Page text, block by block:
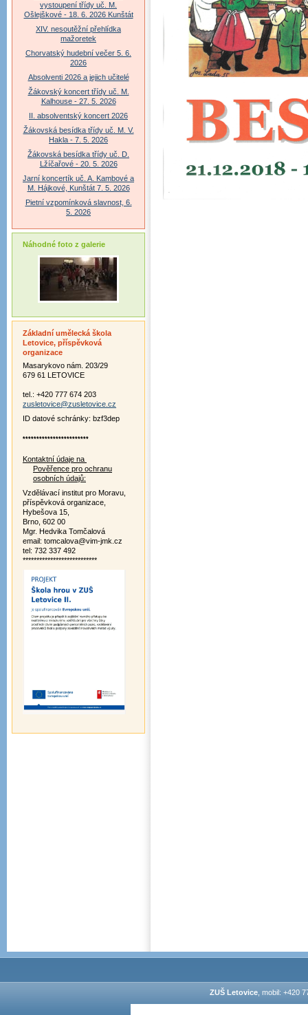
vystoupení třídy uč. M.
Ošlejškové - 18. 6. 2026 Kunštát
XIV. nesoutěžní přehlídka
mažoretek
Chorvatský hudební večer 5. 6.
2026
Absolventi 2026 a jejich učitelé
Žákovský koncert třídy uč. M.
Kalhouse - 27. 5. 2026
II. absolventský koncert 2026
Žákovská besídka třídy uč. M. V.
Hakla - 7. 5. 2026
Žákovská besídka třídy uč. D.
Lžíčařové - 20. 5. 2026
Jarní koncertík uč. A. Kambové a
M. Hájkové, Kunštát 7. 5. 2026
Pietní vzpomínková slavnost, 6.
5. 2026
Náhodné foto z galerie
Základní umělecká škola
Letovice, příspěvková
organizace
Masarykovo nám. 203/29
679 61 LETOVICE
tel.: +420 777 674 203
zusletovice@zusletovice.cz
ID datové schránky: bzf3dep
************************
Kontaktní údaje na
Pověřence pro ochranu
osobních údajů:
Vzdělávací institut pro Moravu,
příspěvková organizace,
Hybešova 15,
Brno, 602 00
Mgr. Hedvika Tomčalová
email: tomcalova@vim-jmk.cz
tel: 732 337 492
***************************
ZUŠ Letovice, mobil: +420